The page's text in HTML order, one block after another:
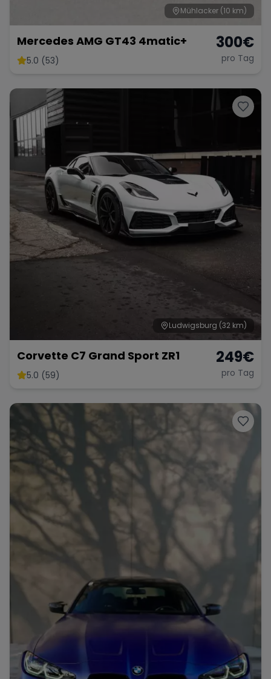
Mühlacker (10 km)
Mercedes AMG GT43 4matic+
5.0 (53)
300€
pro Tag
Ludwigsburg (32 km)
Corvette C7 Grand Sport ZR1
5.0 (59)
249€
pro Tag